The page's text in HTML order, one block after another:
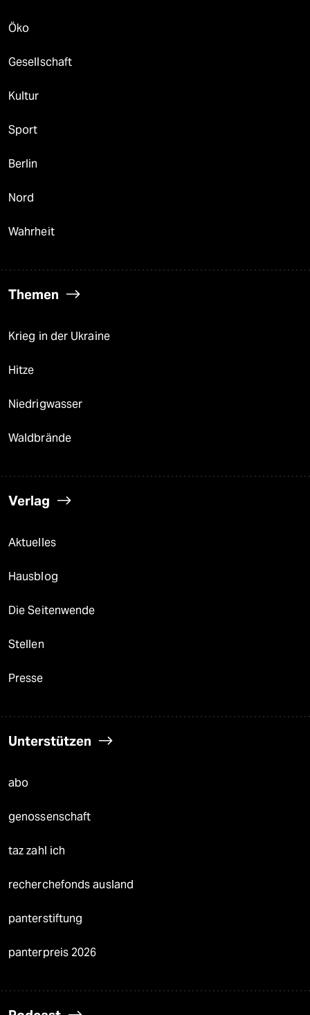
Öko
Gesellschaft
Kultur
Sport
Berlin
Nord
Wahrheit
Themen
Krieg in der Ukraine
Hitze
Niedrigwasser
Waldbrände
Verlag
Aktuelles
Hausblog
Die Seitenwende
Stellen
Presse
Unterstützen
abo
genossenschaft
taz zahl ich
recherchefonds ausland
panterstiftung
panterpreis 2026